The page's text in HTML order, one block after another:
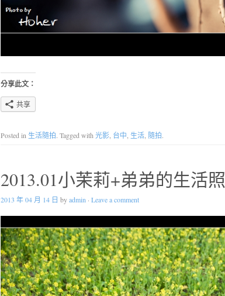
分享此文：
共享
Posted in 生活隨拍. Tagged with光影, 台中, 生活, 隨拍.
2013.01小茉莉+弟弟的生活照
2013 年 04 月 14 日 byadmin · Leave a comment